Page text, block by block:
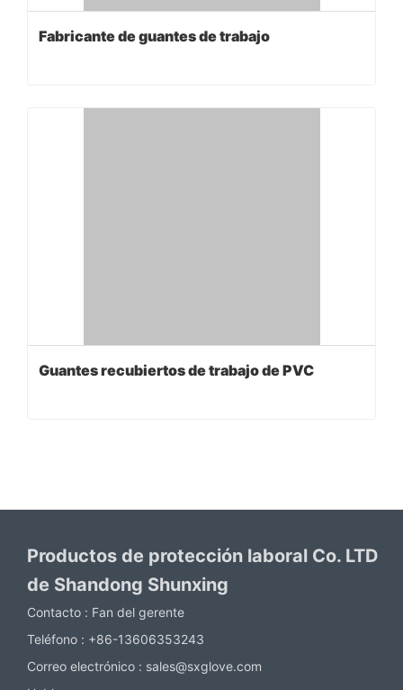
Fabricante de guantes de trabajo
Guantes recubiertos de trabajo de PVC
Productos de protección laboral Co. LTD
de Shandong Shunxing
Contacto : Fan del gerente
Teléfono : +86-13606353243
Correo electrónico : sales@sxglove.com